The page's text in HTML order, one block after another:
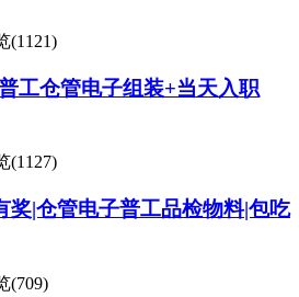
(1121)
工仓管电子组装+当天入职
(1127)
奖|仓管电子普工品检物料|包吃
(709)